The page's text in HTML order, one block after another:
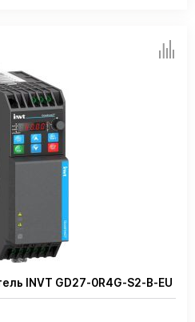
INVT GD27-0R4G-S2-B-EU